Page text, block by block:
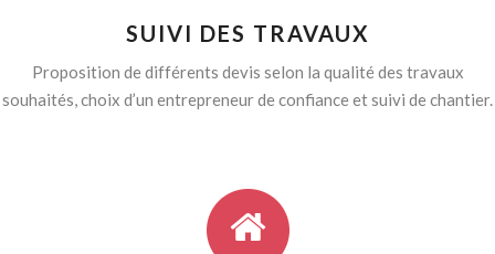
SUIVI DES TRAVAUX
Proposition de différents devis selon la qualité des travaux
souhaités, choix d’un entrepreneur de confiance et suivi de chantier.